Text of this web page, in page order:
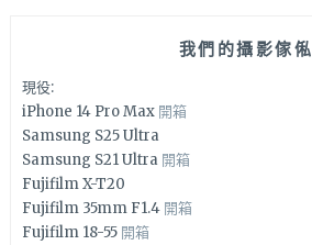
我們的攝影傢俬
現役:
iPhone 14 Pro Max 開箱
Samsung S25 Ultra
Samsung S21 Ultra 開箱
Fujifilm X-T20
Fujifilm 35mm F1.4 開箱
Fujifilm 18-55 開箱